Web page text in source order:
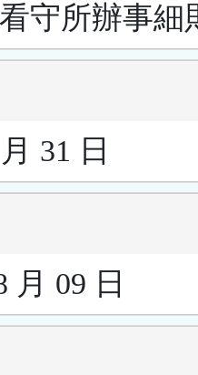
守所辦事細
31 日
月 09 日